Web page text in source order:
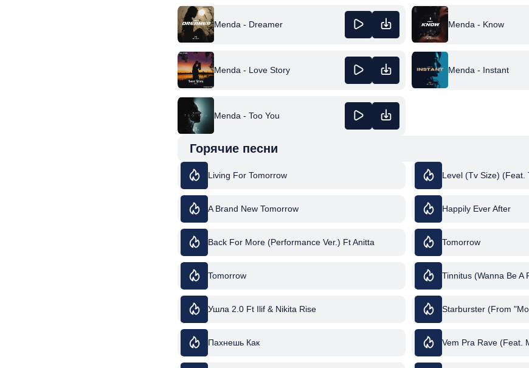
Menda - Dreamer Menda - Know
Menda - Love Story Menda - Instant
Menda - Too You
Горячие песни
Living For Tomorrow Level (Tv Size) (Feat.
A Brand New Tomorrow Happily Ever After
Back For More (Performance Ver.) Ft Anitta Tomorrow
Tomorrow Tinnitus (Wanna Be A
Ушла 2.0 Ft Ilif & Nikita Rise Starburster (From
Пахнешь Как Vem Pra Rave (Feat.